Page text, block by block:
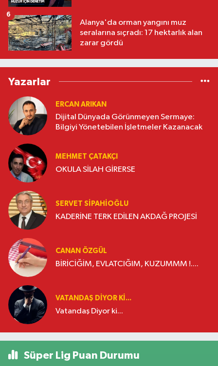
Alanya'da orman yangını muz
seralarına sıçradı: 17 hektarlık alan
zarar gördü
6
Yazarlar
ERCAN ARIKAN
Dijital Dünyada Görünmeyen Sermaye:
Bilgiyi Yönetebilen İşletmeler Kazanacak
MEHMET ÇATAKÇI
OKULA SİLAH GİRERSE
SERVET SİPAHİOĞLU
KADERİNE TERK EDİLEN AKDAĞ PROJESİ
CANAN ÖZGÜL
BİRİCİĞİM, EVLATCIĞIM, KUZUMMM !....
VATANDAŞ DIYOR KI...
Vatandaş Diyor ki...
Süper Lig Puan Durumu